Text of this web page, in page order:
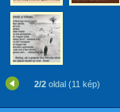
2/2oldal (11 kép)